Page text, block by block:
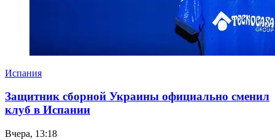
Испания
Защитник сборной Украины официально сменил
клуб в Испании
Вчера, 13:18